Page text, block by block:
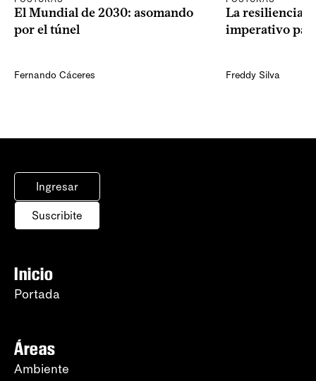
El Mundial de 2030: asomando
por el túnel
Fernando Cáceres
La resiliencia
imperativo
Freddy Silva
Ingresar
Suscribite
Inicio
Portada
Áreas
Ambiente